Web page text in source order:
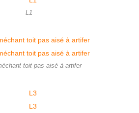
L1
toit pas aisé à artifer